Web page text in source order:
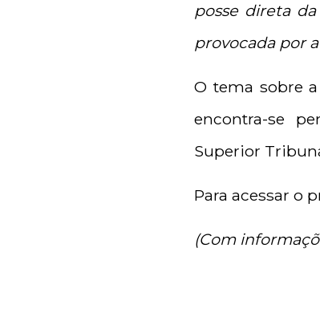
posse direta
provocada por
O tema sobre
encontra-se
Superior
Para acessar o
(Com